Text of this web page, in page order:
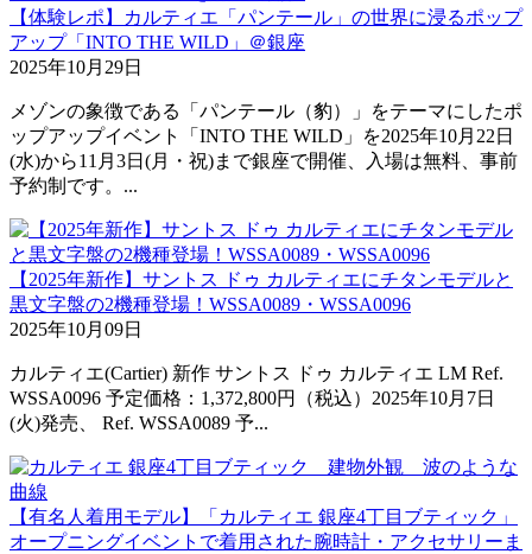
【体験レポ】カルティエ「パンテール」の世界に浸るポップ
アップ「INTO THE WILD」＠銀座
2025年10月29日
メゾンの象徴である「パンテール（豹）」をテーマにしたポ
ップアップイベント「INTO THE WILD」を2025年10月22日
(水)から11月3日(月・祝)まで銀座で開催、入場は無料、事前
予約制です。...
【2025年新作】サントス ドゥ カルティエにチタンモデルと
黒文字盤の2機種登場！WSSA0089・WSSA0096
2025年10月09日
カルティエ(Cartier) 新作 サントス ドゥ カルティエ LM Ref.
WSSA0096 予定価格：1,372,800円（税込）2025年10月7日
(火)発売、 Ref. WSSA0089 予...
【有名人着用モデル】「カルティエ 銀座4丁目ブティック」
オープニングイベントで着用された腕時計・アクセサリーま